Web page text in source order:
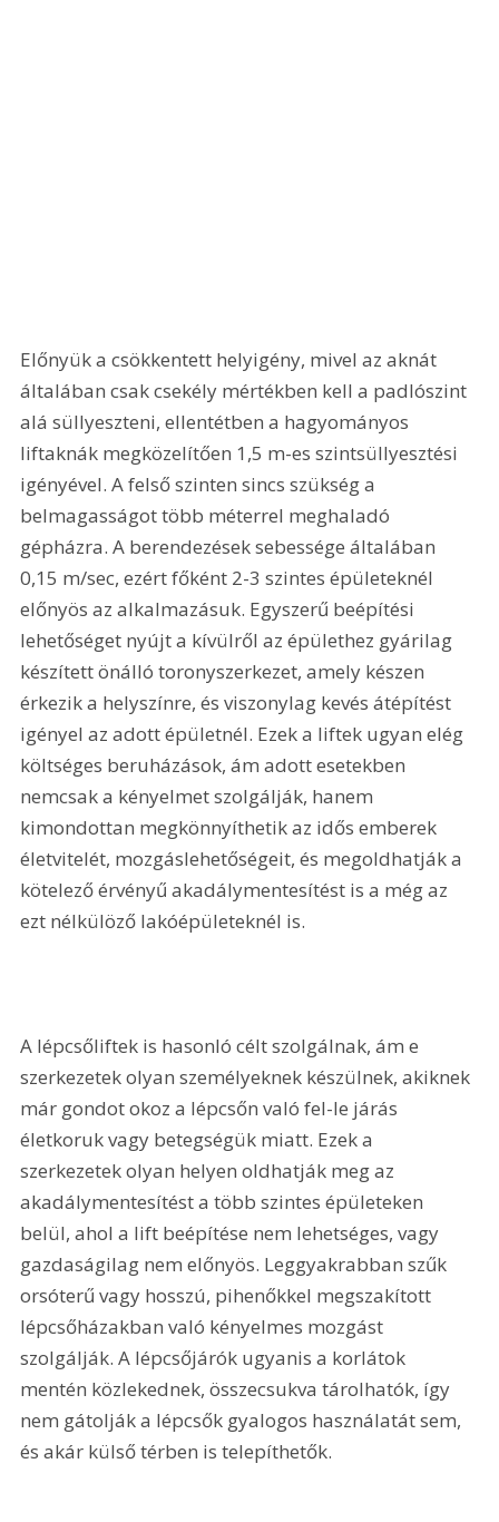
Előnyük a csökkentett helyigény, mivel az aknát
általában csak csekély mértékben kell a padlószint
alá süllyeszteni, ellentétben a hagyományos
liftaknák megközelítően 1,5 m-es szintsüllyesztési
igényével. A felső szinten sincs szükség a
belmagasságot több méterrel meghaladó
gépházra. A berendezések sebessége általában
0,15 m/sec, ezért főként 2-3 szintes épületeknél
előnyös az alkalmazásuk. Egyszerű beépítési
lehetőséget nyújt a kívülről az épülethez gyárilag
készített önálló toronyszerkezet, amely készen
érkezik a helyszínre, és viszonylag kevés átépítést
igényel az adott épületnél. Ezek a liftek ugyan elég
költséges beruházások, ám adott esetekben
nemcsak a kényelmet szolgálják, hanem
kimondottan megkönnyíthetik az idős emberek
életvitelét, mozgáslehetőségeit, és megoldhatják a
kötelező érvényű akadálymentesítést is a még az
ezt nélkülöző lakóépületeknél is.
A lépcsőliftek is hasonló célt szolgálnak, ám e
szerkezetek olyan személyeknek készülnek, akiknek
már gondot okoz a lépcsőn való fel-le járás
életkoruk vagy betegségük miatt. Ezek a
szerkezetek olyan helyen oldhatják meg az
akadálymentesítést a több szintes épületeken
belül, ahol a lift beépítése nem lehetséges, vagy
gazdaságilag nem előnyös. Leggyakrabban szűk
orsóterű vagy hosszú, pihenőkkel megszakított
lépcsőházakban való kényelmes mozgást
szolgálják. A lépcsőjárók ugyanis a korlátok
mentén közlekednek, összecsukva tárolhatók, így
nem gátolják a lépcsők gyalogos használatát sem,
és akár külső térben is telepíthetők.